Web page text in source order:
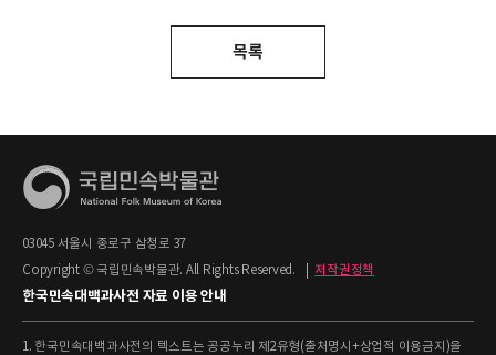
목록
03045 서울시 종로구 삼청로 37
Copyright © 국립민속박물관. All Rights Reserved.
저작권정책
한국민속대백과사전 자료 이용 안내
1. 한국민속대백과사전의 텍스트는 공공누리 제2유형(출처명시+상업적 이용금지)을